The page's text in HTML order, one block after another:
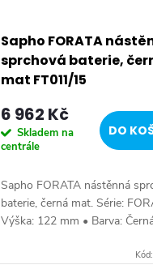
Sapho FORATA
sprchová baterie,
mat FT011/15
6 962 Kč
Skladem na
centrále
DO
Sapho FORATA nástěnná
baterie, černá mat. Série:
Výška: 122 mm • Barva:
Instalace: Nástěnná 150 mm •
Kód: